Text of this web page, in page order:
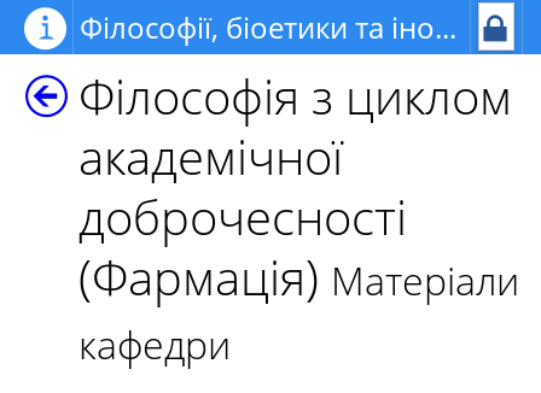
Філософії, біоетики та іноземних мов
Філософія з циклом
академічної
доброчесності
(Фармація) Матеріали
кафедри